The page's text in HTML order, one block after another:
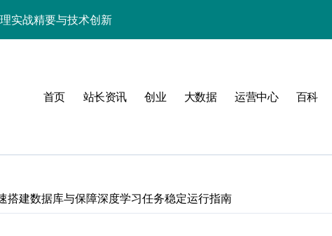
实战精要与技术创新
度解析与高效实战技巧
科技驱动性能跃升实战
，站长技术进阶必备
赋能实战精要
站长必备技术升级指南
首页 站长资讯 创业 大数据 运营中心 百科
搭建数据库与保障深度学习任务稳定运行指南